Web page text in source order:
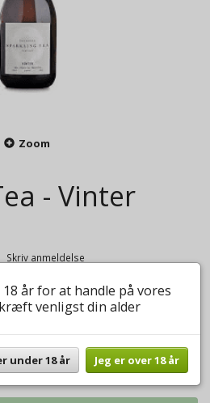
Zoom
- Vinter
Skriv anmeldelse
- Vinter
år for at handle på vores
venligst din alder
under 18 år Jeg er over 18 år